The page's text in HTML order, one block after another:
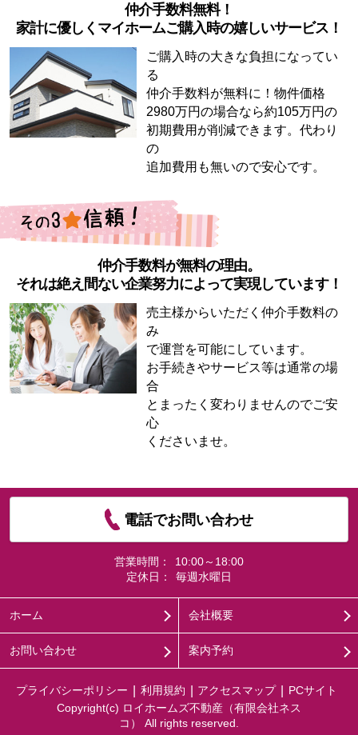
仲介手数料無料！
家計に優しくマイホームご購入時の嬉しいサービス！
ご購入時の大きな負担になってい
る
仲介手数料が無料に！物件価格
2980万円の場合なら約105万円の
初期費用が削減できます。代わり
の
追加費用も無いので安心です。
仲介手数料が無料の理由。
それは絶え間ない企業努力によって実現しています！
売主様からいただく仲介手数料の
み
で運営を可能にしています。
お手続きやサービス等は通常の場
合
とまったく変わりませんのでご安
心
くださいませ。
電話でお問い合わせ
営業時間：
10:00～18:00
定休日：
毎週水曜日
ホーム 会社概要
お問い合わせ 案内予約
プライバシーポリシー 利用規約 アクセスマップ
PCサイト
Copyright(c) ロイホームズ不動産（有限会社ネス
コ） All rights reserved.